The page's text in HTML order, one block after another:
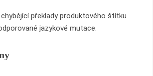
překlady produktového štítku
jazykové mutace.